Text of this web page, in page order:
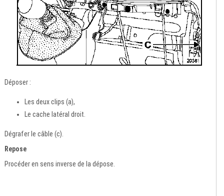
Déposer :
Les deux clips (a),
Le cache latéral droit.
Dégrafer le câble (c).
Repose
Procéder en sens inverse de la dépose.